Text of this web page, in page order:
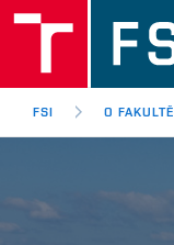
FSI O FAKULTĚ